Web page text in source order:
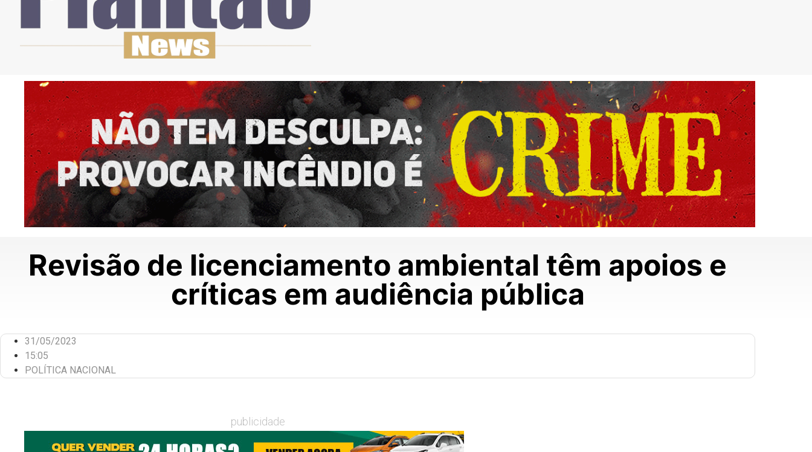
Revisão de licenciamento ambiental têm apoios e
críticas em audiência pública
31/05/2023
15:05
POLÍTICA NACIONAL
publicidade